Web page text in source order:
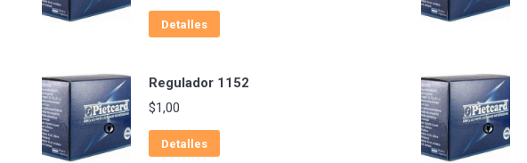
Detalles
Regulador 1152
$1,00
Detalles